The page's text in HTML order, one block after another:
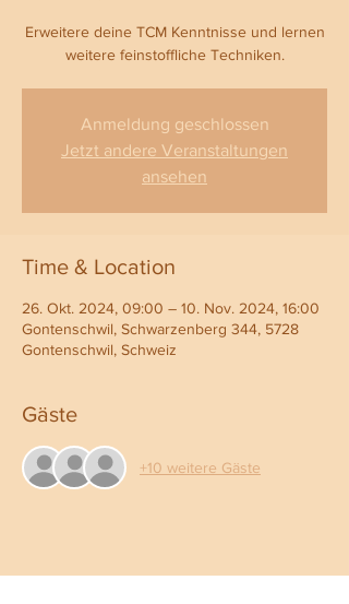
Erweitere deine TCM Kenntnisse und lernen
weitere feinstoffliche Techniken.
Anmeldung geschlossen
Jetzt andere Veranstaltungen
ansehen
Time & Location
26. Okt. 2024, 09:00 – 10. Nov. 2024, 16:00
Gontenschwil, Schwarzenberg 344, 5728
Gontenschwil, Schweiz
Gäste
+10 weitere Gäste